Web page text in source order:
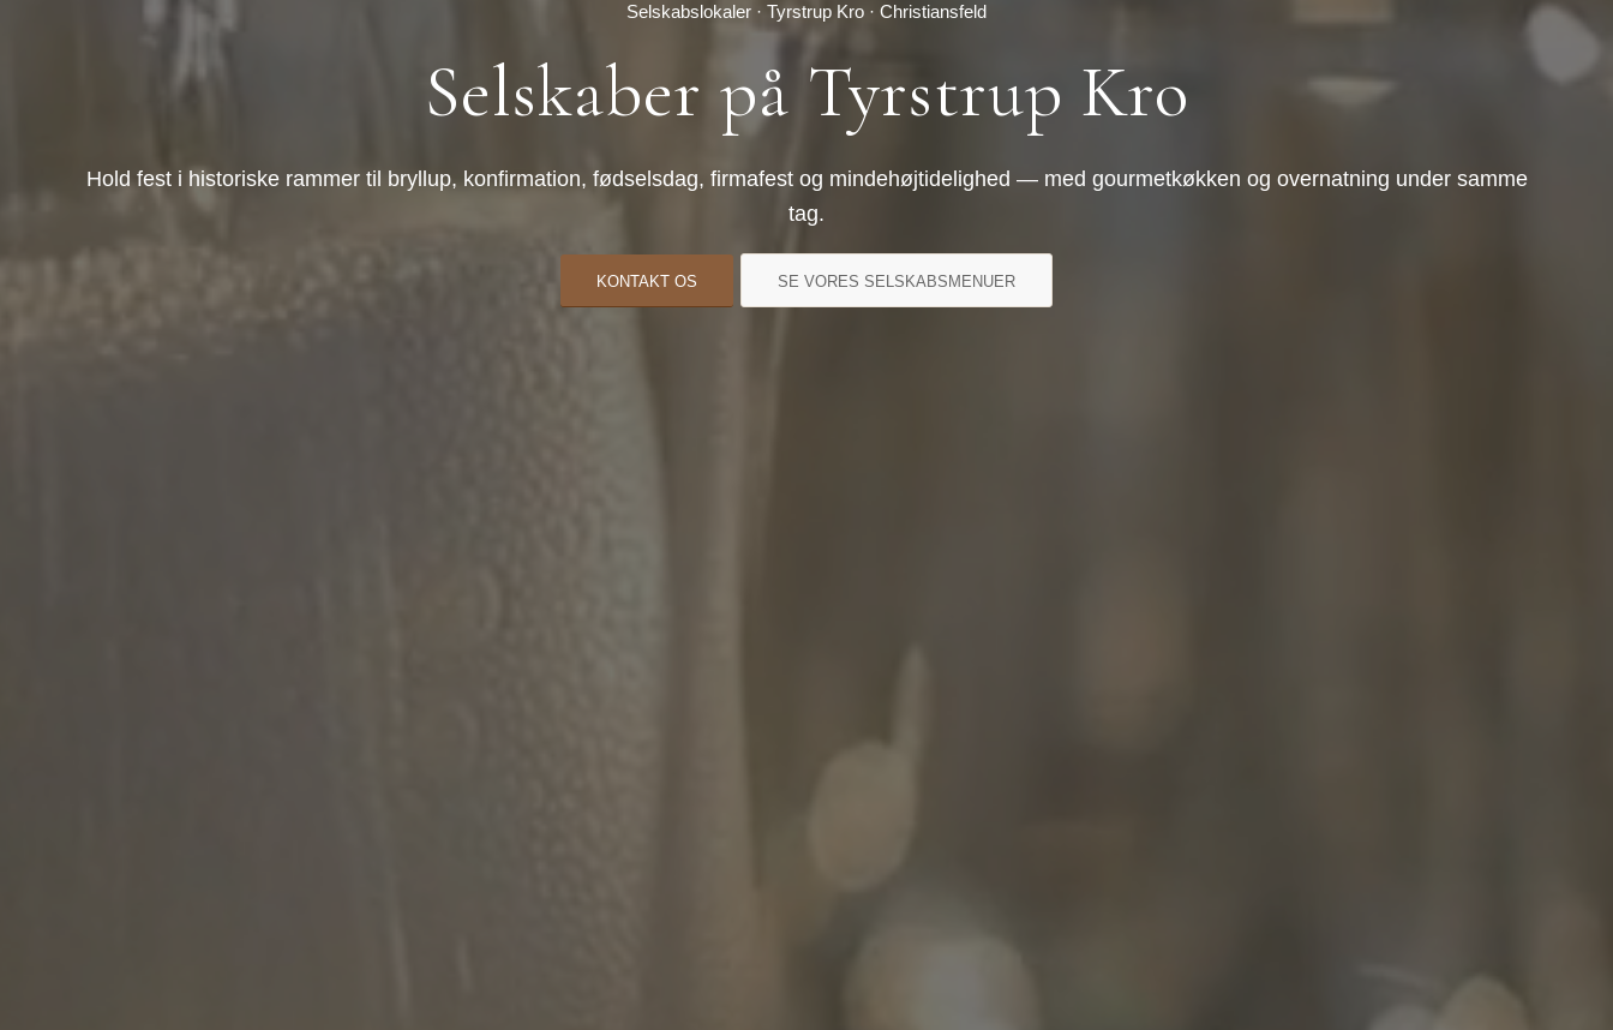
Selskabslokaler · Tyrstrup Kro · Christiansfeld
Selskaber på Tyrstrup Kro
Hold fest i historiske rammer til bryllup, konfirmation, fødselsdag, firmafest og mindehøjtidelighed — med gourmetkøkken og overnatning under samme
tag.
KONTAKT OS SE VORES SELSKABSMENUER